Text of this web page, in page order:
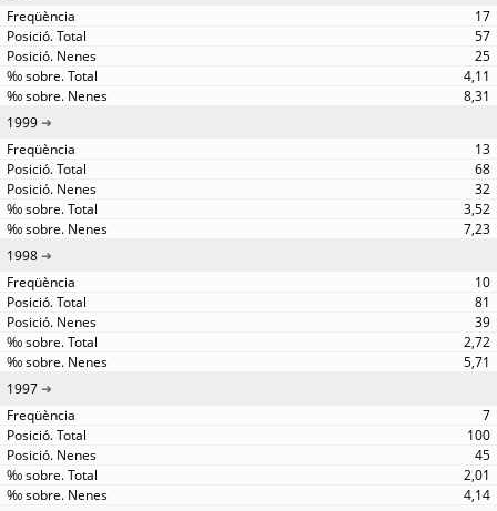
17
57
25
4,11
8,31
1999
13
68
32
3,52
7,23
1998
10
81
39
2,72
5,71
1997
7
100
45
2,01
4,14